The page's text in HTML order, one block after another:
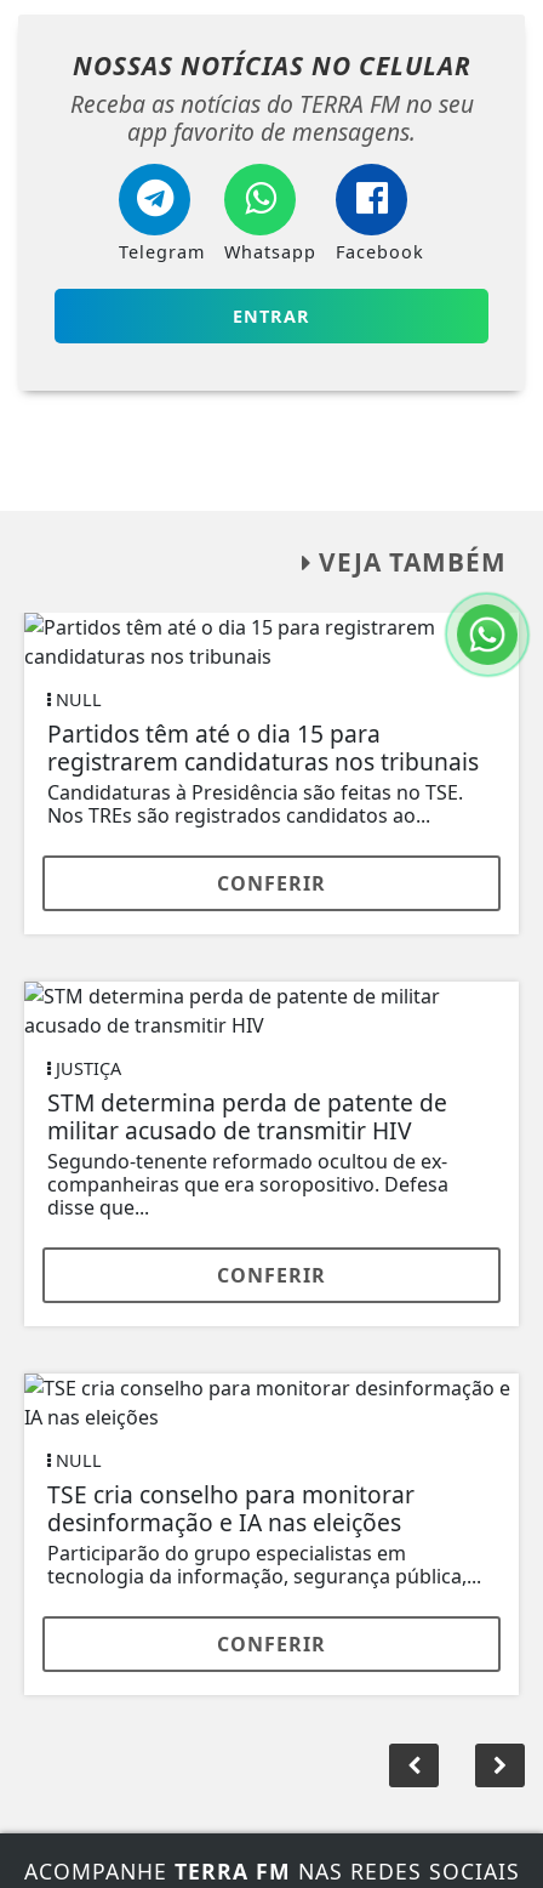
NOSSAS NOTÍCIAS NO CELULAR
Receba as notícias do TERRA FM no seu
app favorito de mensagens.
Telegram Whatsapp Facebook
ENTRAR
VEJA TAMBÉM
NULL
Partidos têm até o dia 15 para
registrarem candidaturas nos tribunais
Candidaturas à Presidência são feitas no TSE.
Nos TREs são registrados candidatos ao...
CONFERIR
JUSTIÇA
STM determina perda de patente de
militar acusado de transmitir HIV
Segundo-tenente reformado ocultou de ex-
companheiras que era soropositivo. Defesa
disse que...
CONFERIR
NULL
TSE cria conselho para monitorar
desinformação e IA nas eleições
Participarão do grupo especialistas em
tecnologia da informação, segurança pública,...
CONFERIR
ACOMPANHE TERRA FM NAS REDES SOCIAIS